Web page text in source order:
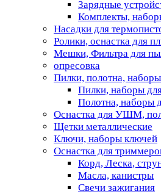
Зарядные
Комплекты,
Насадки для
Ролики, оснастка для
Мешки, Фильтра для
опресовка
Пилки, полотна, наборы
Пилки, наборы
Полотна, наборы
Оснастка для УШМ,
Щетки металлические
Ключи, наборы ключей
Оснастка для
Корд, Леска,
Масла, канистры
Свечи зажигания